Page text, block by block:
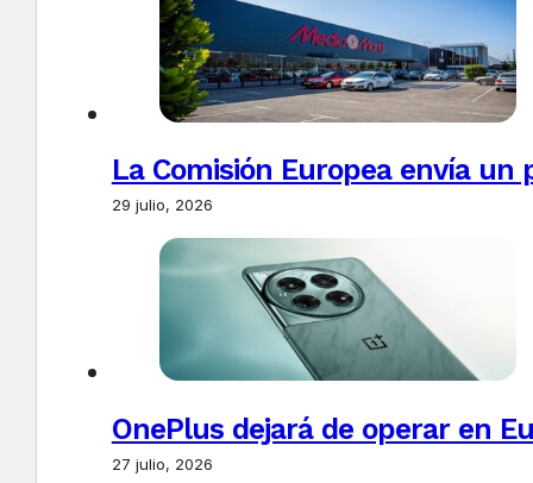
La Comisión Europea envía un
29 julio, 2026
OnePlus dejará de operar en
27 julio, 2026